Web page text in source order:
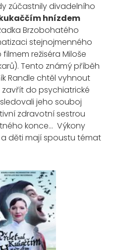
zúčastnily divadelního
hnízdem
Brzobohatého
stejnojmenného
režiséra Miloše
Tento známý příběh
Randle chtěl vyhnout
do psychiatrické
jeho souboj
zdravotní sestrou
konce… Výkony
děti mají spoustu témat